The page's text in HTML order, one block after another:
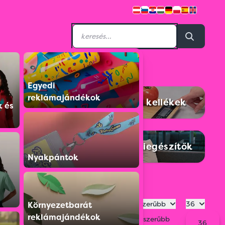
és
Egyedi
reklámajándékok
Nyakpántok
Környezetbarát
reklámajándékok
Konyhai kellékek
Bor, bár Otthoni kiegészítők
Legnépszerűbb
Legnépszerűbb
36
36